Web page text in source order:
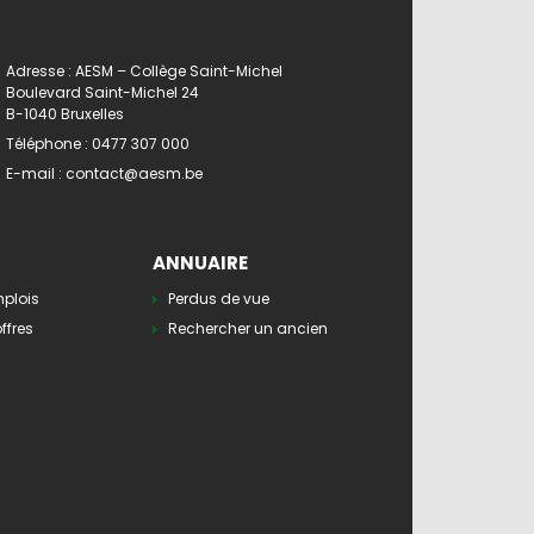
Adresse : AESM – Collège Saint-Michel
Boulevard Saint-Michel 24
B-1040 Bruxelles
Téléphone : 0477 307 000
E-mail : contact@aesm.be
ANNUAIRE
Perdus de vue
Rechercher un ancien